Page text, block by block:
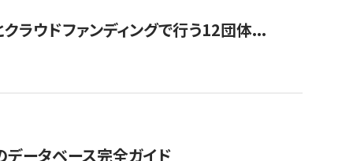
クラウドファンディングで行う12団体...
ータベース完全ガイド